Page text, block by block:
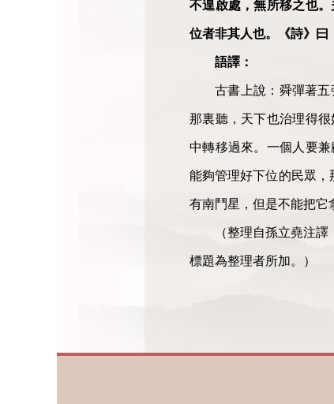
不遑啟處，無所移之也
位者非其人也。《詩》曰
語譯：
古書上說：舜彈著
那裏聽，天下也治理得
中轉移過來。一個人要
能夠管理好下位的民眾
有南鬥星，但是不能把它
（整理自孫立堯注
標題為整理者所加。）